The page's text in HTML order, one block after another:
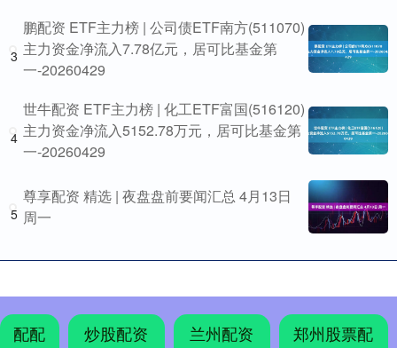
3
鹏配资 ETF主力榜 | 公司债ETF南方(511070)
主力资金净流入7.78亿元，居可比基金第
一-20260429
4
世牛配资 ETF主力榜 | 化工ETF富国(516120)
主力资金净流入5152.78万元，居可比基金第
一-20260429
5
尊享配资 精选 | 夜盘盘前要闻汇总 4月13日
周一
配配
炒股配资
兰州配资
郑州股票配